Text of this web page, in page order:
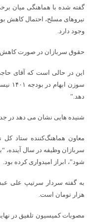
گفته شده با هماهنگی میان
وجود دارد.
حقوق سربازان در صورت کاهش این بودجه به
این در حالی است که آقای
دهد.”
شنیده هایی نشان می دهد در
معاون هماهنگ‌کننده ستاد
سربازان وظیفه در سال آینده،
شود”، ابراز امیدواری کرده بود.
هزار تومان است.
مصوبات کمیسیون تلفیق در